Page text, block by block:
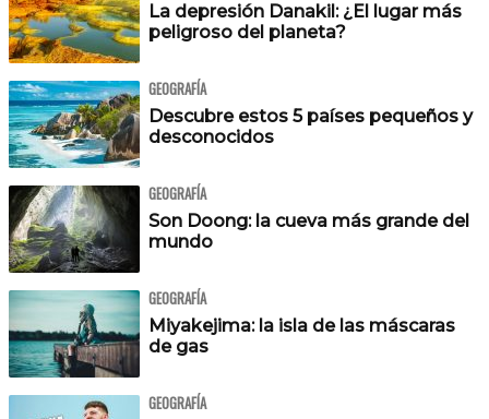
La depresión Danakil: ¿El lugar más
peligroso del planeta?
GEOGRAFÍA
Descubre estos 5 países pequeños y
desconocidos
GEOGRAFÍA
Son Doong: la cueva más grande del
mundo
GEOGRAFÍA
Miyakejima: la isla de las máscaras
de gas
GEOGRAFÍA